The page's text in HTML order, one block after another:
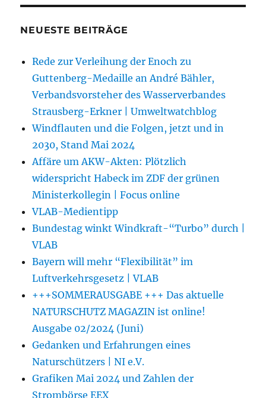
NEUESTE BEITRÄGE
Rede zur Verleihung der Enoch zu
Guttenberg-Medaille an André Bähler,
Verbandsvorsteher des Wasserverbandes
Strausberg-Erkner | Umweltwatchblog
Windflauten und die Folgen, jetzt und in
2030, Stand Mai 2024
Affäre um AKW-Akten: Plötzlich
widerspricht Habeck im ZDF der grünen
Ministerkollegin | Focus online
VLAB-Medientipp
Bundestag winkt Windkraft-“Turbo” durch |
VLAB
Bayern will mehr “Flexibilität” im
Luftverkehrsgesetz | VLAB
+++SOMMERAUSGABE +++ Das aktuelle
NATURSCHUTZ MAGAZIN ist online!
Ausgabe 02/2024 (Juni)
Gedanken und Erfahrungen eines
Naturschützers | NI e.V.
Grafiken Mai 2024 und Zahlen der
Strombörse EEX